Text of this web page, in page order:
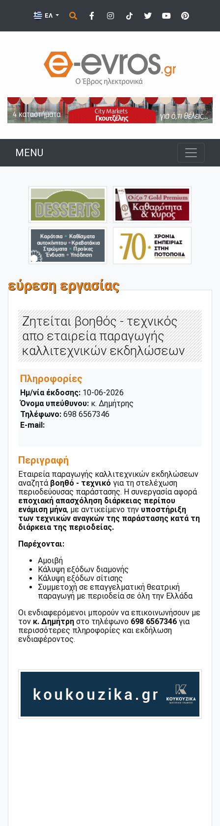
ΕΛ
MENU
εύρεση εργασίας
Ζητείται βοηθός - τεχνικός
απο εταιρεία παραγωγής
καλλιτεχνικών εκδηλώσεων
Πληροφορίες
Ημ/νία έκδοσης: 10-06-2026
Όνομα υπεύθυνου: κ. Δημήτρης
Τηλέφωνο: 698 6567346
E-mail:
Περιγραφή
Εταιρεία παραγωγής καλλιτεχνικών εκδηλώσεων
αναζητά βοηθό - τεχνικό για τη στελέχωση
περιοδεύουσας παράστασης. Η συνεργασία αφορά
εποχιακή απασχόληση διάρκειας περίπου
ενάμιση μήνα, με αντικείμενο την υποστήριξη
των τεχνικών αναγκών της παράστασης κατά τη
διάρκεια της περιοδείας.
Παρέχονται:
Αμοιβή
Κάλυψη εξόδων διαμονής
Κάλυψη εξόδων σίτισης
Συμμετοχή σε επαγγελματική θεατρική
παραγωγή με περιοδεία σε όλη την Ελλάδα
Οι ενδιαφερόμενοι μπορούν να επικοινωνήσουν με
τον κ. Δημήτρη στο τηλέφωνο 698 6567346 για
περισσότερες πληροφορίες και εκδήλωση
ενδιαφέροντος.